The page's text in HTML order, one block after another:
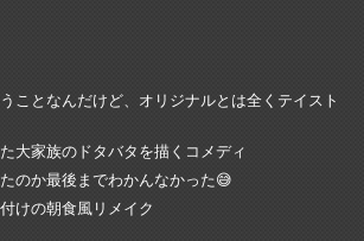
ことなんだけど、オリジナルとは全くテイスト
大家族のドタバタを描くコメディ
のか最後までわかんなかった😅
けの朝食風リメイク